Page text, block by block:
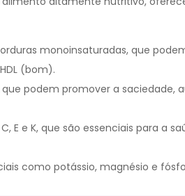
monoinsaturadas, que
(bom).
podem promover a saciedade,
E e K, que são essenciais para a
como potássio, magnésio e